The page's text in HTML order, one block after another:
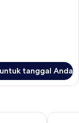
tanggal Anda
Hotel